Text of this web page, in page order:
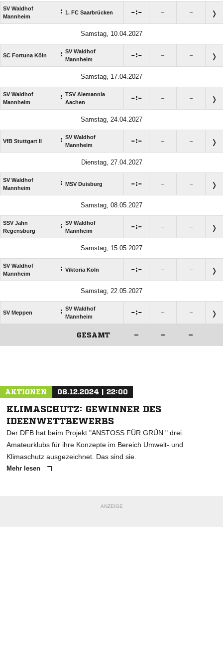
SV Waldhof
Mannheim
: 1. FC Saarbrücken : – –
Samstag, 10.04.2027
SC Fortuna Köln : SV Waldhof
Mannheim
: – –
Samstag, 17.04.2027
SV Waldhof
Mannheim
: TSV Alemannia
Aachen
: – –
Samstag, 24.04.2027
VfB Stuttgart II : SV Waldhof
Mannheim
: – –
Dienstag, 27.04.2027
SV Waldhof
Mannheim
: MSV Duisburg : – –
Samstag, 08.05.2027
SSV Jahn
Regensburg
: SV Waldhof
Mannheim
: – –
Samstag, 15.05.2027
SV Waldhof
Mannheim
: Viktoria Köln : – –
Samstag, 22.05.2027
SV Meppen : SV Waldhof
Mannheim
: – –
GESAMT – – –
AKTIONEN 08.12.2024 | 22:00
KLIMASCHUTZ: GEWINNER DES
IDEENWETTBEWERBS
Der DFB hat beim Projekt "ANSTOSS FÜR GRÜN " drei
Amateurklubs für ihre Konzepte im Bereich Umwelt- und
Klimaschutz ausgezeichnet. Das sind sie.
Mehr lesen
ANZEIGE